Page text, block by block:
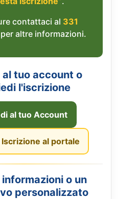
contattaci al 331
per altre informazioni.
tuo account o
l'iscrizione
al tuo Account
Iscrizione al portale
o un
personalizzato